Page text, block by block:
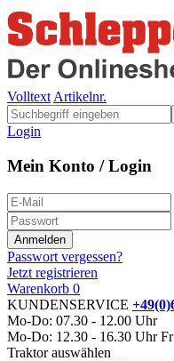
Volltext Artikelnr.
Login
Mein Konto / Login
Passwort vergessen?
Jetzt registrieren
Warenkorb 0
KUNDENSERVICE
Mo-Do: 07.30 - 12.00 Uhr
Mo-Do: 12.30 - 16.30 Uhr
Traktor auswählen